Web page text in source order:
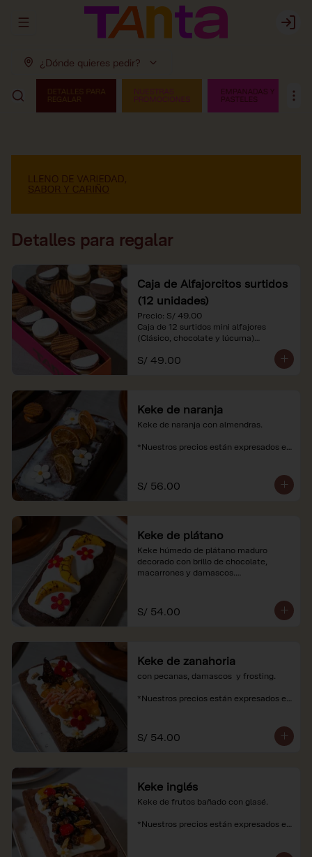
Abrir menu de navegación Login
¿Dónde quieres pedir?
Detalles para regalar
Caja de Alfajorcitos surtidos
(12 unidades)
Precio: S/ 49.00
Caja de 12 surtidos mini alfajores
(Clásico, chocolate y lúcuma)
*Nuestros precios están expresados en
S/ 49.00
Keke de naranja
Keke de naranja con almendras.
*Nuestros precios están expresados en
S/ 56.00
Keke de plátano
Keke húmedo de plátano maduro
decorado con brillo de chocolate,
macarrones y damascos.
soles e incluyen impuestos de ley y
recargo al consumo.
S/ 54.00
Keke de zanahoria
con pecanas, damascos  y frosting.
*Nuestros precios están expresados en
S/ 54.00
Keke inglés
Keke de frutos bañado con glasé.
*Nuestros precios están expresados en